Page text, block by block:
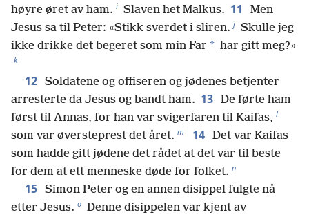
høyre øret av ham. i Slaven het Malkus. 11
Men
Jesus sa til Peter: «Stikk sverdet i sliren. j Skulle jeg
ikke drikke det begeret som min Far * har gitt meg?»
k
12 Soldatene og offiseren og jødenes betjenter
arresterte da Jesus og bandt ham. 13 De førte ham
først til Annas, for han var svigerfaren til Kaifas, l
som var øversteprest det året. m 14 Det var Kaifas
som hadde gitt jødene det rådet at det var til beste
for dem at ett menneske døde for folket. n
15 Simon Peter og en annen disippel fulgte nå
etter Jesus. o Denne disippelen var kjent av